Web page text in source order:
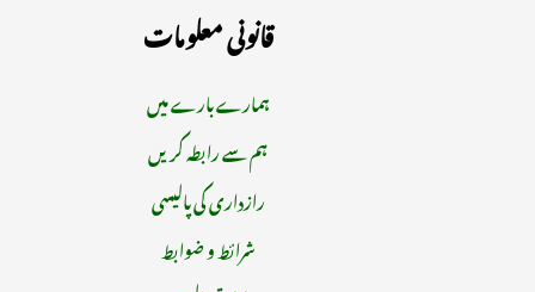
قانونی معلومات
ہمارے بارے میں
ہم سے رابطہ کریں
رازداری کی پالیسی
شرائط و ضوابط